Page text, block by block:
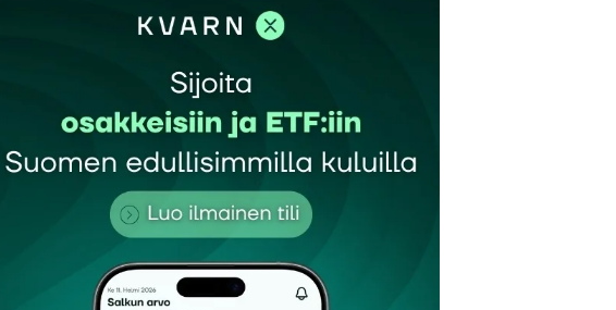
mutta selitys saattaa hyvinkin olla väärä; Nimittäin kun verrattiin
2014 on hyvinkin todennäköistä, että olosuhteet ovat 2 vuoden aikana
on erilainen, vaikka salkunhoitajat pyrkivät rukkaamaan rahastojen
saattavat kuitenkin olla esteenä markkinoille sopeutumisessa.
miten voisi samoilla sijoituksilla, joko osakkeilla tai rahastoilla menestyä
markkinoilla muuttuvat hyvinkin nopeasti?